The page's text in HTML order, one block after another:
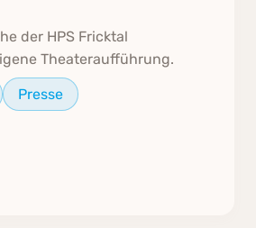
der HPS Fricktal
Theateraufführung.
Presse